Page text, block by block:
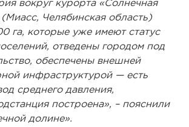
вокруг курорта «Солнечная
Челябинская область)
га, которые уже имеют статус
отведены городом под
обеспечены внешней
инфраструктурой — есть
среднего давления,
построена», – пояснили
долине».